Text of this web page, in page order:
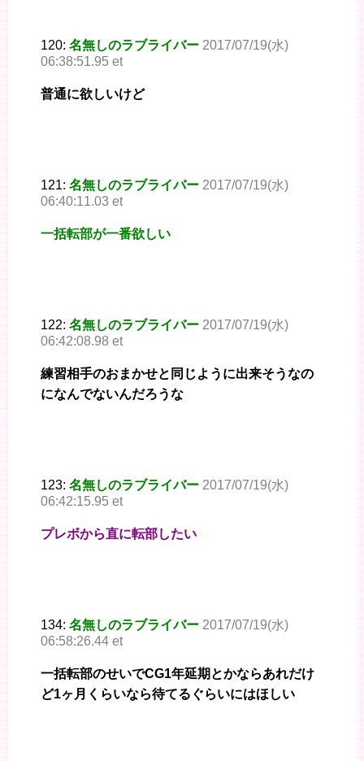
120: 名無しのラブライバー 2017/07/19(水)
06:38:51.95 et
普通に欲しいけど
121: 名無しのラブライバー 2017/07/19(水)
06:40:11.03 et
一括転部が一番欲しい
122: 名無しのラブライバー 2017/07/19(水)
06:42:08.98 et
練習相手のおまかせと同じように出来そうなの
になんでないんだろうな
123: 名無しのラブライバー 2017/07/19(水)
06:42:15.95 et
プレボから直に転部したい
134: 名無しのラブライバー 2017/07/19(水)
06:58:26.44 et
一括転部のせいでCG1年延期とかならあれだけ
ど1ヶ月くらいなら待てるぐらいにはほしい